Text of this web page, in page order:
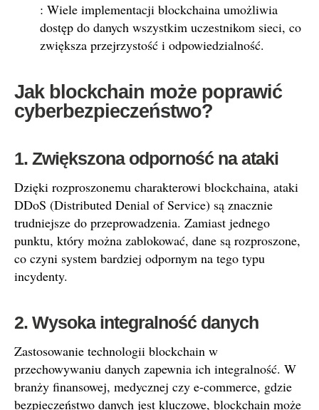
: Wiele implementacji blockchaina umożliwia
dostęp do danych wszystkim uczestnikom sieci, co
zwiększa przejrzystość i odpowiedzialność.
Jak blockchain może poprawić
cyberbezpieczeństwo?
1. Zwiększona odporność na ataki
Dzięki rozproszonemu charakterowi blockchaina, ataki
DDoS (Distributed Denial of Service) są znacznie
trudniejsze do przeprowadzenia. Zamiast jednego
punktu, który można zablokować, dane są rozproszone,
co czyni system bardziej odpornym na tego typu
incydenty.
2. Wysoka integralność danych
Zastosowanie technologii blockchain w
przechowywaniu danych zapewnia ich integralność. W
branży finansowej, medycznej czy e-commerce, gdzie
bezpieczeństwo danych jest kluczowe, blockchain może